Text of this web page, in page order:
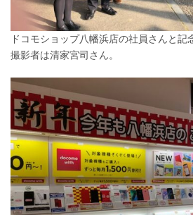
ドコモショップ八幡浜店の社員さんと記
撮影者は清家宮司さん。